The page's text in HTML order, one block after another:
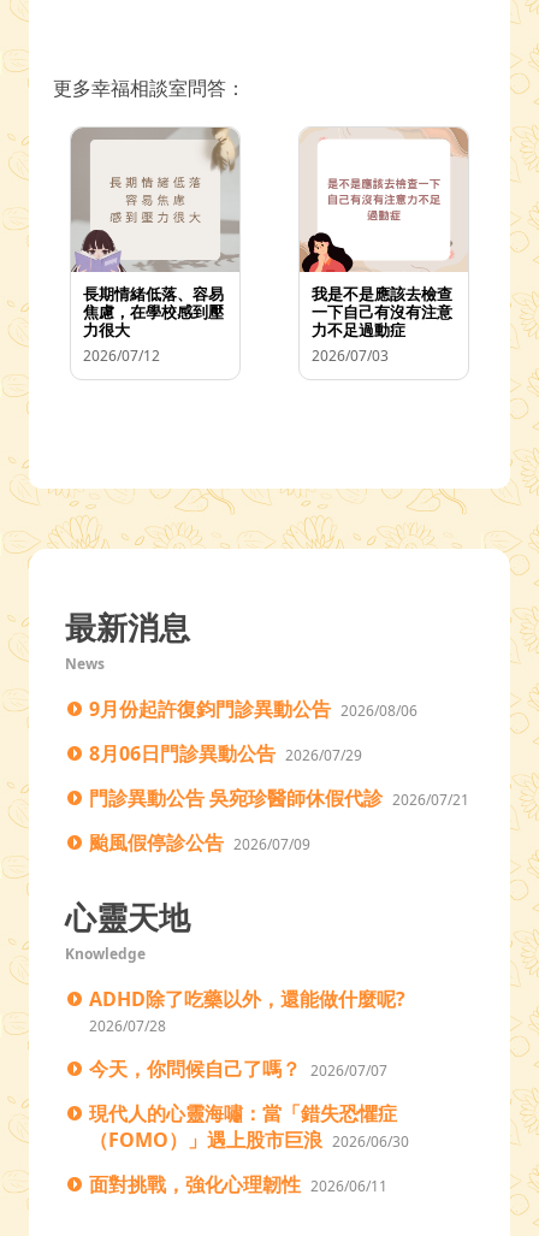
更多幸福相談室問答：
長期情緒低落、容易
焦慮，在學校感到壓
力很大
2026/07/12
我是不是應該去檢查
一下自己有沒有注意
力不足過動症
2026/07/03
最新消息
News
9月份起許復鈞門診異動公告 2026/08/06
8月06日門診異動公告 2026/07/29
門診異動公告 吳宛珍醫師休假代診 2026/07/21
颱風假停診公告 2026/07/09
心靈天地
Knowledge
ADHD除了吃藥以外，還能做什麼呢?
2026/07/28
今天，你問候自己了嗎？ 2026/07/07
現代人的心靈海嘯：當「錯失恐懼症
（FOMO）」遇上股市巨浪 2026/06/30
面對挑戰，強化心理韌性 2026/06/11